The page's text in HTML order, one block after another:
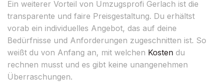
Ein weiterer Vorteil von Umzugsprofi Gerlach ist die
transparente und faire Preisgestaltung. Du erhältst
vorab ein individuelles Angebot, das auf deine
Bedürfnisse und Anforderungen zugeschnitten ist. So
weißt du von Anfang an, mit welchen Kosten du
rechnen musst und es gibt keine unangenehmen
Überraschungen.